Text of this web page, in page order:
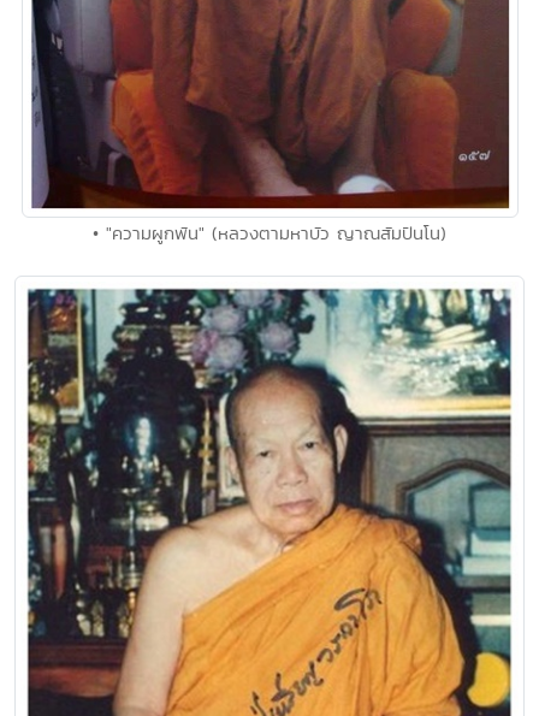
• "ความผูกพัน" (หลวงตามหาบัว ญาณสัมปันโน)